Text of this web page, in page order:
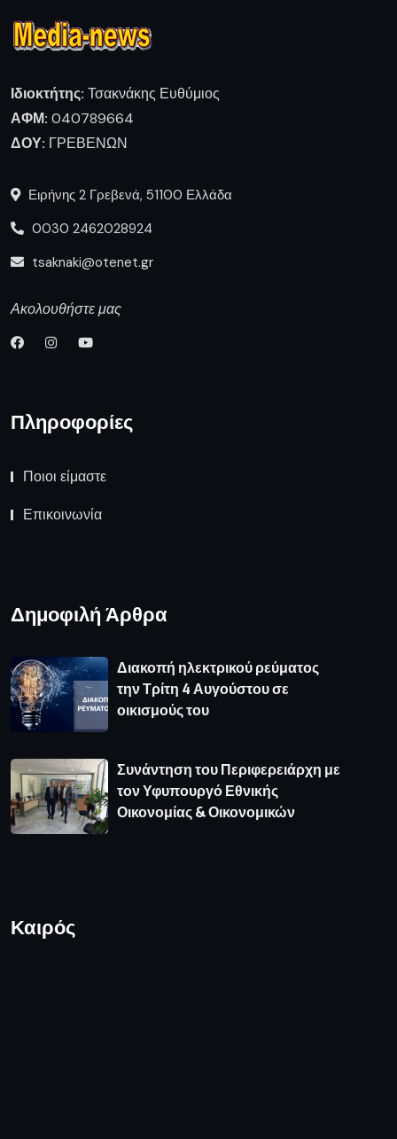
Ιδιοκτήτης: Τσακνάκης Ευθύμιος
ΑΦΜ: 040789664
ΔΟΥ: ΓΡΕΒΕΝΩΝ
Ειρήνης 2 Γρεβενά, 51100 Ελλάδα
0030 2462028924
tsaknaki@otenet.gr
Ακολουθήστε μας
Πληροφορίες
Ποιοι είμαστε
Επικοινωνία
Δημοφιλή Άρθρα
Διακοπή ηλεκτρικού ρεύματος
την Τρίτη 4 Αυγούστου σε
οικισμούς του
Συνάντηση του Περιφερειάρχη με
τον Υφυπουργό Εθνικής
Οικονομίας & Οικονομικών
Καιρός